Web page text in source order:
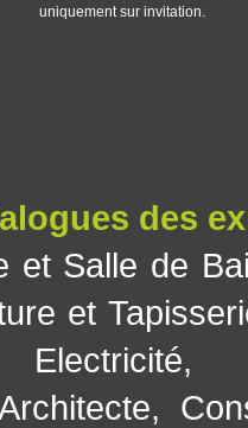
uniquement sur invitation.
des
et Salle de
et
Electricité
,